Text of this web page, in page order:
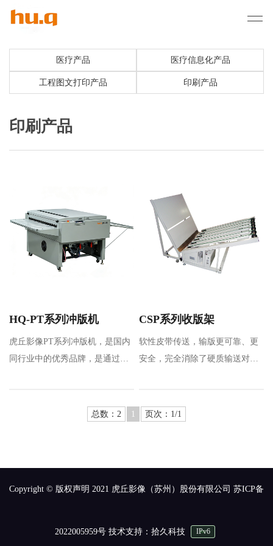
医疗产品 医疗信息化产品
工程图文打印产品 印刷产品
印刷产品
HQ-PT系列冲版机
虎丘影像PT系列冲版机，是国内
同行业中的优秀品牌，是通过引
CSP系列收版架
软性皮带传送，输版更可靠、更
安全，完全消除了硬质输送对版
总数：2 1 页次：1/1
Copyright © 版权声明 2021 虎丘影像（苏州）股份有限公司 苏ICP备
2022005959号技术支持：拾久科技 IPv6